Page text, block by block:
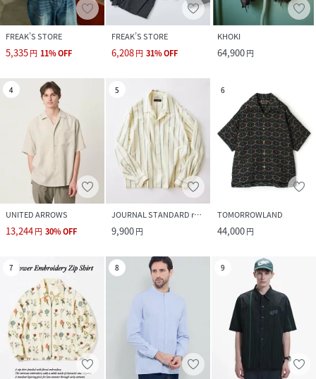
FREAK’S STORE
5,335円 11%OFF
FREAK’S STORE
6,208円 31%OFF
KHOKI
64,900円
4
UNITED ARROWS
13,244円 30%OFF
5
JOURNAL STANDARD relume
9,900円
6
TOMORROWLAND
44,000円
7 8 9